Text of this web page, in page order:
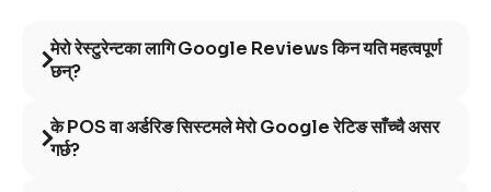
मेरो रेस्टुरेन्टका लागि Google Reviews किन यति महत्वपूर्ण
छन्?
के POS वा अर्डरिङ सिस्टमले मेरो Google रेटिङ साँच्चै असर
गर्छ?